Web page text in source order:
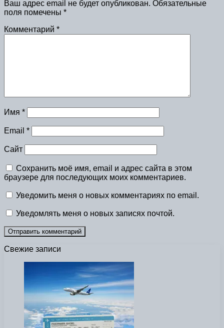
Ваш адрес email не будет опубликован. Обязательные
поля помечены *
Комментарий *
Имя *
Email *
Сайт
Сохранить моё имя, email и адрес сайта в этом
браузере для последующих моих комментариев.
Уведомить меня о новых комментариях по email.
Уведомлять меня о новых записях почтой.
Свежие записи